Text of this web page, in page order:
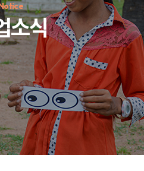
#캠페인#팬덤후원
소식